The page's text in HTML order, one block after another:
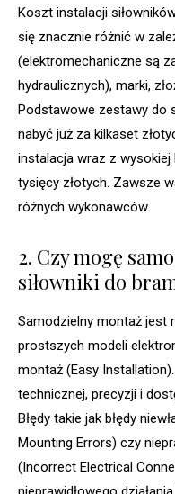
Koszt instalacji
się znacznie różnić w
(elektromechaniczne są
hydraulicznych), marki,
Podstawowe zestawy do
nabyć już za kilkaset
instalacja wraz z wysokiej
tysięcy złotych. Zawsze
różnych wykonawców.
2. Czy mogę
siłowniki do
Samodzielny montaż jest
prostszych modeli
montaż (Easy
technicznej, precyzji i
Błędy takie jak błędy
Mounting Errors) czy
(Incorrect Electrical